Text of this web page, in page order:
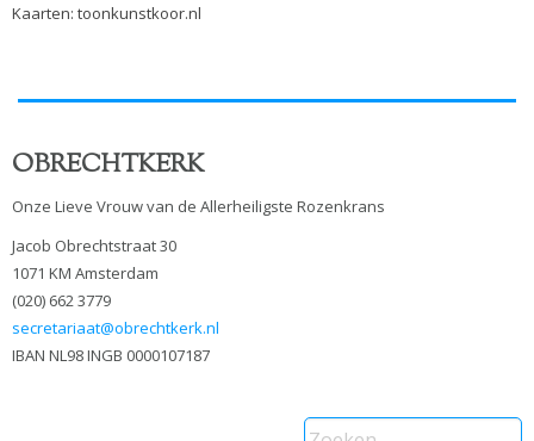
Kaarten: toonkunstkoor.nl
OBRECHTKERK
Onze Lieve Vrouw van de Allerheiligste Rozenkrans
Jacob Obrechtstraat 30
1071 KM Amsterdam
(020) 662 3779
secretariaat@obrechtkerk.nl
IBAN NL98 INGB 0000107187
Zoeken